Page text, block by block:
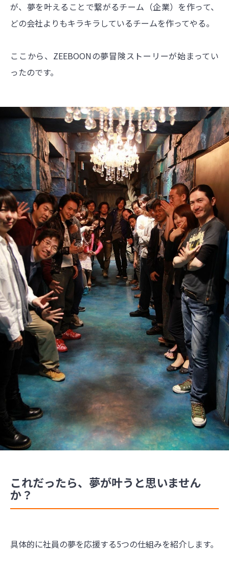
が、夢を叶えることで繋がるチーム（企業）を作って、
どの会社よりもキラキラしているチームを作ってやる。
ここから、ZEEBOONの夢冒険ストーリーが始まってい
ったのです。
これだったら、夢が叶うと思いません
か？
具体的に社員の夢を応援する5つの仕組みを紹介します。